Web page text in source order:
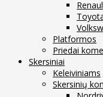
Platformos
Priedai
Skersiniai
Keleiviniams
Skersinių